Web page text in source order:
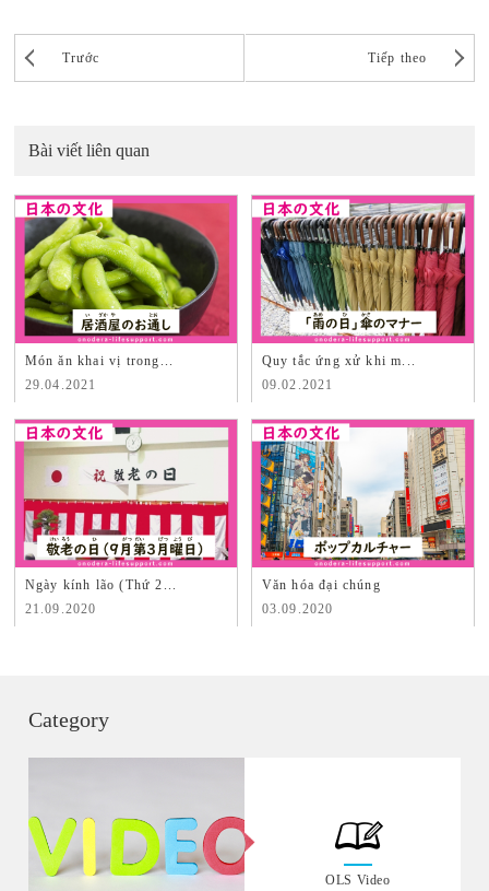
Trước Tiếp theo
Bài viết liên quan
Món ăn khai vị trong...
29.04.2021
Quy tắc ứng xử khi m...
09.02.2021
Ngày kính lão (Thứ 2...
21.09.2020
Văn hóa đại chúng
03.09.2020
Category
OLS Video